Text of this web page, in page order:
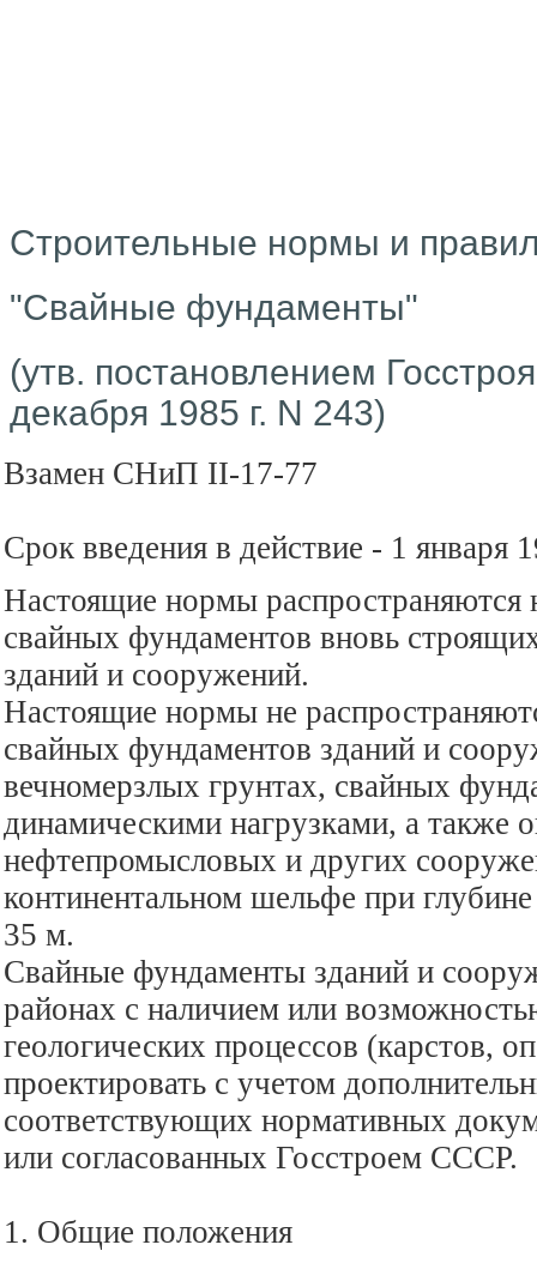
Строительные нормы и
"Свайные фундаменты"
(утв. постановлением
декабря 1985 г. N 243)
Взамен СНиП II-17-77
Срок введения в действие - 1 января
Настоящие нормы распространяются
свайных фундаментов вновь
зданий и сооружений.
Настоящие нормы не
свайных фундаментов зданий и
вечномерзлых грунтах, свайных
динамическими нагрузками, а также
нефтепромысловых и других
континентальном шельфе при
35 м.
Свайные фундаменты зданий и
районах с наличием или
геологических процессов (карстов,
проектировать с учетом
соответствующих нормативных
или согласованных Госстроем СССР.
1. Общие положения